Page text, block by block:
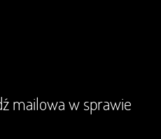
mailowa w sprawie